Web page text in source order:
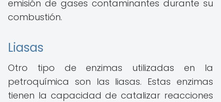
emisión de gases contaminantes durante su
combustión.
Liasas
Otro tipo de enzimas utilizadas en la
petroquímica son las liasas. Estas enzimas
tienen la capacidad de catalizar reacciones